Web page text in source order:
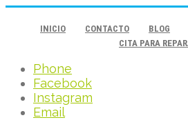
INICIO CONTACTO BLOG
CITA PARA
Phone
Facebook
Instagram
Email